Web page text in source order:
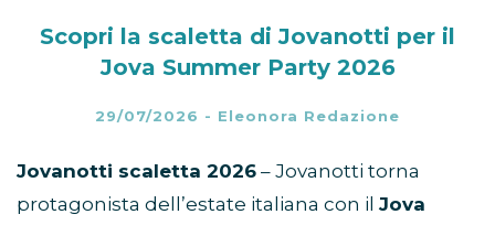
Scopri la scaletta di Jovanotti per il
Jova Summer Party 2026
29/07/2026 - Eleonora Redazione
Jovanotti scaletta 2026 – Jovanotti torna
protagonista dell’estate italiana con il Jova